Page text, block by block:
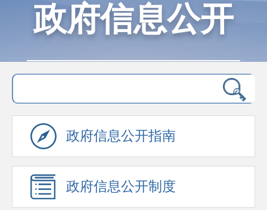
政府信息公开
政府信息公开指南
政府信息公开制度